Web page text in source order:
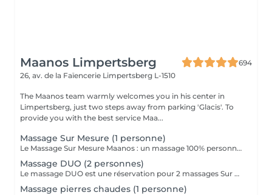
Maanos Limpertsberg
694
26, av. de la Faïencerie Limpertsberg L-1510
The Maanos team warmly welcomes you in his center in
Limpertsberg, just two steps away from parking 'Glacis'. To
provide you with the best service Maa...
Massage Sur Mesure (1 personne)
Le Massage Sur Mesure Maanos : un massage 100% personnalisé en fonction de vos besoins et de vos envies !
Massage DUO (2 personnes)
Le massage DUO est une réservation pour 2 massages Sur Mesure, en même temps dans la même cabine. Les 2 personnes pourront personnaliser leurs massages en fonction de leurs envies. Possibilité de demander 2 cabines séparées en arrivant sur place.
Massage pierres chaudes (1 personne)